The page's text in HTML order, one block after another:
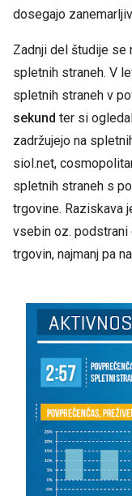
dosegajo
Zadnji del študije se
spletnih straneh. V
spletnih straneh v
sekund ter si
zadržujejo na
siol.net,
spletnih straneh s
trgovine. Raziskava
vsebin oz.
trgovin, najmanj pa